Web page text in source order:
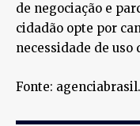
de negociação e
cidadão opte por
necessidade de uso
Fonte: